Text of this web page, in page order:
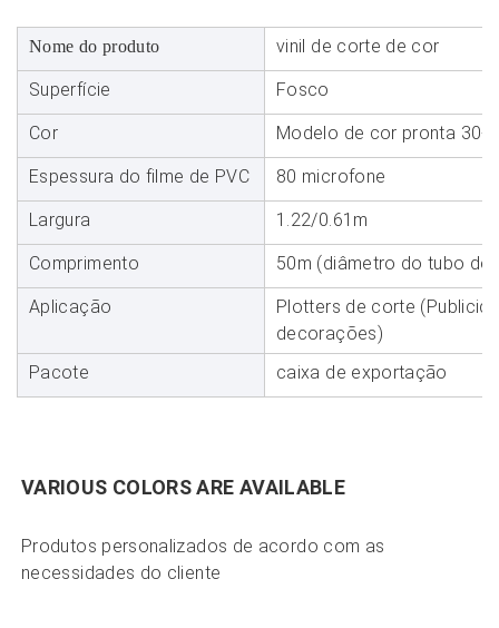
Nome do produto vinil de corte de cor
Superfície Fosco
Cor Modelo de cor pronta 30+
Espessura do filme de PVC 80 microfone
Largura 1.22/0.61m
Comprimento 50m (diâmetro do tubo de
Aplicação
Plotters de corte
decorações)
Pacote
caixa de exportação
Produtos personalizados de acordo com as